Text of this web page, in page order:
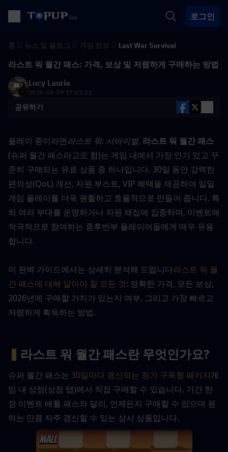
로그인
Last War Survival
라스트 워 월간 패스: 가격, 보상 및 저렴하게 구매하는 방법
Lucy Lauria
2026-04-09 17:23:21
공유하기
플레이 중이라면라스트 워: 서바이벌, 라스트 워 월간 패스
(슈퍼 월간 패스라고도 함)는 게임 내에서 가장 인기 있고 꾸
준히 구매되는 유료 상품 중 하나입니다. 30일 동안 강력한
편의성(QoL) 개선, 자원 부스트, VIP 혜택을 제공하여 일일
게임 플레이를 더욱 원활하고 효율적으로 만들어 줍니다. 특
히 여러 부대를 운영하거나 자원 채집에 집중하며, 이벤트에
적극적으로 참여하는 중후반부 플레이어들에게 매우 유용
합니다.
이 완벽 가이드에서는 상세히 분석해 드립니다라스트 워 월
간 패스에 대해 알아야 할 모든 것: 정확한 가격, 모든 보상,
2026년에 구매할 가치가 있는지 여부, 그리고 가장 빠르고
저렴하게 획득하는 방법.
▍ 라스트 워 월간 패스란 무엇인가요?
슈퍼 월간 패스는 30일마다 갱신되는 정기 구독형 패키지게
임 내 상점(상점 탭)에서 직접 구매할 수 있습니다. 기간 한
정 이벤트 배틀 패스와 달리, 언제든지 구매할 수 있으며 원
하는 만큼 자주 갱신할 수 있는 상시 상품입니다.